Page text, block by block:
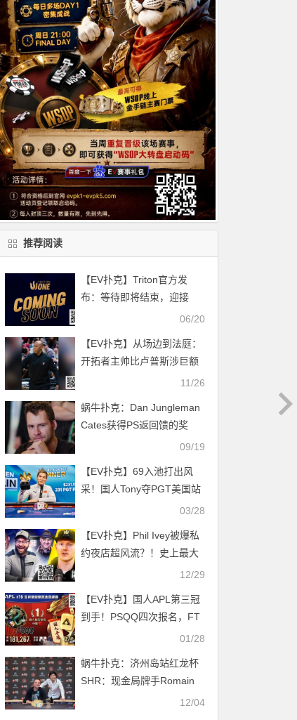
推荐阅读
【EV扑克】Triton官方发
布：等待即将结束，迎接
06/20
【EV扑克】从场边到法庭：
开拓者主帅比卢普斯涉巨额
11/26
蜗牛扑克：Dan Jungleman
Cates获得PS返回馈的奖
09/19
【EV扑克】69入池打出风
采！国人Tony夺PGT美国站
#2冠军，稳居2023世界第一
03/28
【EV扑克】Phil Ivey被爆私
约夜店超风流？！史上最大
12/29
【EV扑克】国人APL第三冠
到手！PSQQ四次报名，FT
01/28
蜗牛扑克：济州岛站红龙杯
SHR：现金局牌手Romain
Arnaud荣获终极冠军！12/04